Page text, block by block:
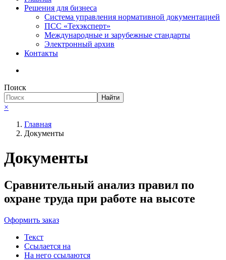
Решения для бизнеса
Система управления нормативной документацией
ПСС «Техэксперт»
Международные и зарубежные стандарты
Электронный архив
Контакты
Поиск
Найти
×
Главная
Документы
Документы
Сравнительный анализ правил по
охране труда при работе на высоте
Оформить заказ
Текст
Ссылается на
На него ссылаются